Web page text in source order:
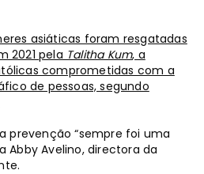
asiáticas foram resgatadas
2021 pela Talitha Kum, a
comprometidas com a
de pessoas, segundo
prevenção “sempre foi uma
Abby Avelino, directora da